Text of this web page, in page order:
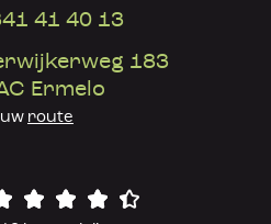
41 40 13
183
Ermelo
route